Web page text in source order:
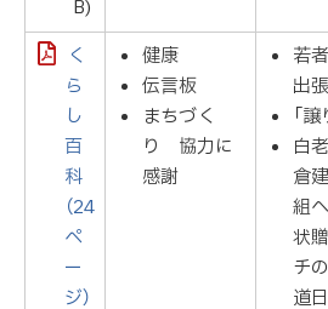
B)
く
ら
し
百
科
（24
ペ
ー
ジ）
健康
伝言板
まちづく
り 協力に
感謝
若
出
「
白
倉
組
状
チ
道